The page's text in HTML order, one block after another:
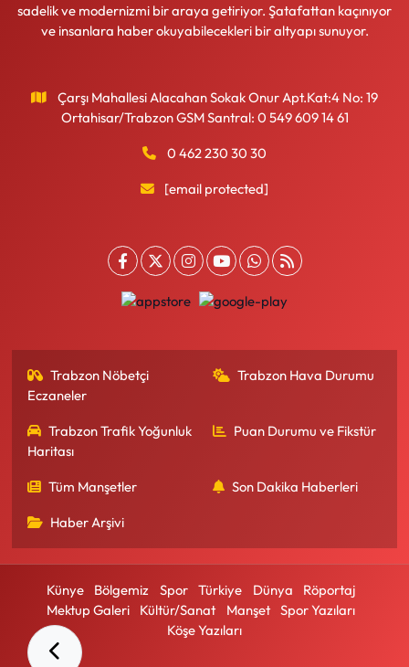
sadelik ve modernizmi bir araya getiriyor. Şatafattan kaçınıyor
ve insanlara haber okuyabilecekleri bir altyapı sunuyor.
Çarşı Mahallesi Alacahan Sokak Onur Apt.Kat:4 No: 19
Ortahisar/Trabzon GSM Santral: 0 549 609 14 61
0 462 230 30 30
[email protected]
Trabzon Nöbetçi
Eczaneler
Trabzon Hava Durumu
Trabzon Trafik Yoğunluk
Haritası
Puan Durumu ve Fikstür
Tüm Manşetler Son Dakika Haberleri
Haber Arşivi
Künye Bölgemiz Spor Türkiye Dünya
Röportaj
Mektup Galeri
Kültür/Sanat Manşet
Spor Yazıları
Köşe Yazıları